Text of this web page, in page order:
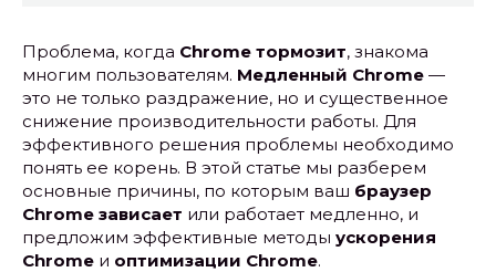
Проблема, когда Chrome тормозит, знакома
многим пользователям. Медленный Chrome —
это не только раздражение, но и существенное
снижение производительности работы. Для
эффективного решения проблемы необходимо
понять ее корень. В этой статье мы разберем
основные причины, по которым ваш браузер
Chrome зависает или работает медленно, и
предложим эффективные методы ускорения
Chrome и оптимизации Chrome.